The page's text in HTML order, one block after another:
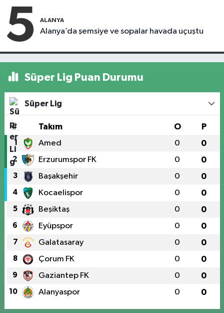
5 ALANYA
Alanya’da şemsiye ve sopalar havada uçuştu
Süper Lig Puan Durumu
Süper Lig
# Takım O P
1 Amed 0 0
2 Erzurumspor FK 0 0
3 Başakşehir 0 0
4 Kocaelispor 0 0
5 Beşiktaş 0 0
6 Eyüpspor 0 0
7 Galatasaray 0 0
8 Çorum FK 0 0
9 Gaziantep FK 0 0
10 Alanyaspor 0 0